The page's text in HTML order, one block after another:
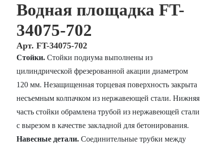
Водная площадка FT-
34075-702
Арт. FT-34075-702
Стойки. Стойки подиума выполнены из
цилиндрической фрезерованной акации диаметром
120 мм. Незащищенная торцевая поверхность закрыта
несъемным колпачком из нержавеющей стали. Нижняя
часть стойки обрамлена трубой из нержавеющей стали
с вырезом в качестве закладной для бетонирования.
Навесные детали.Соединительные трубки между